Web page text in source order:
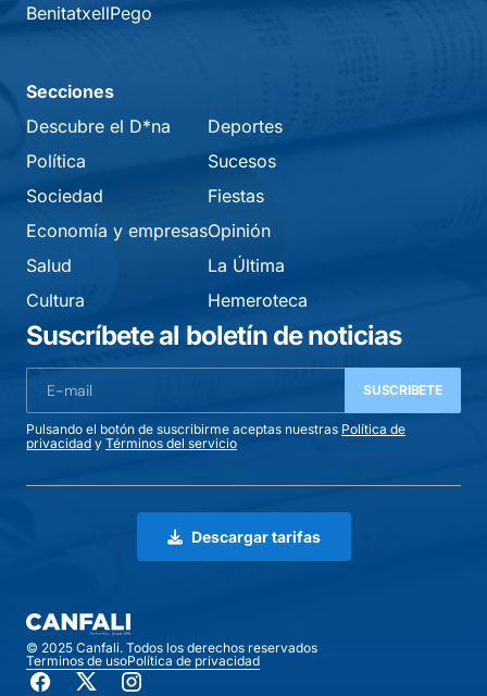
BenitatxellPego
Secciones
Descubre el D*na
Política
Sociedad
Economía y empresas
Salud
Cultura
Deportes
Sucesos
Fiestas
Opinión
La Última
Hemeroteca
Suscríbete al boletín de noticias
SUSCRIBETE
Pulsando el botón de suscribirme aceptas nuestras Política de
privacidad y Términos del servicio
Descargar tarifas
© 2025 Canfali. Todos los derechos reservados
Terminos de usoPolítica de privacidad